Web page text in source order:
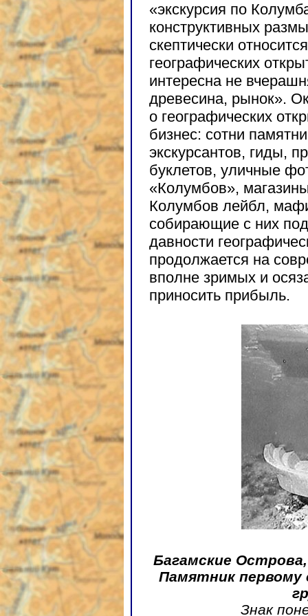
«экскурсия по
конструктивных
скептически
географических
интересна не
древесина, рынок».
о географических
бизнес: сотни
экскурсантов, гиды,
буклетов, уличные
«Колумбов»,
Колумбов лейбл,
собирающие с них
давности
продолжается на
вполне зримых и
приносить прибыль.
Багамские
Памятник первому
Знак